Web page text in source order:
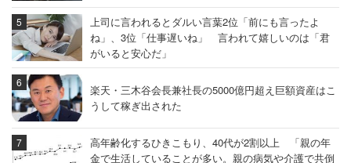
上司に言われるとダルい言葉2位「前にも言ったよ
ね」、3位「仕事遅いね」 言われて嬉しいのは「君
がいると安心だ」
楽天・三木谷会長兼社長の5000億円超え巨額資産はこ
うして稼ぎ出された
高年齢化するひきこもり、40代が2割以上 「親の年
金で生活していることが多い。親の病気や介護で共倒